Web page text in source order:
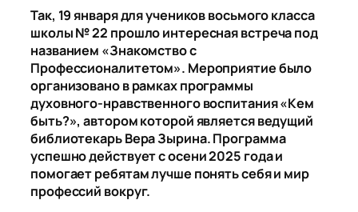
Так, 19 января для учеников восьмого класса
школы № 22 прошло интересная встреча под
названием «Знакомство с
Профессионалитетом». Мероприятие было
организовано в рамках программы
духовного-нравственного воспитания «Кем
быть?», автором которой является ведущий
библиотекарь Вера Зырина. Программа
успешно действует с осени 2025 года и
помогает ребятам лучше понять себя и мир
профессий вокруг.